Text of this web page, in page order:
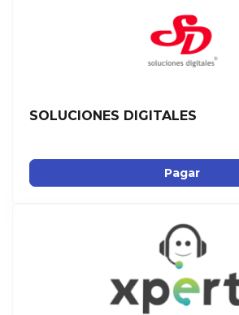
SOLUCIONES DIGITALES
Pagar